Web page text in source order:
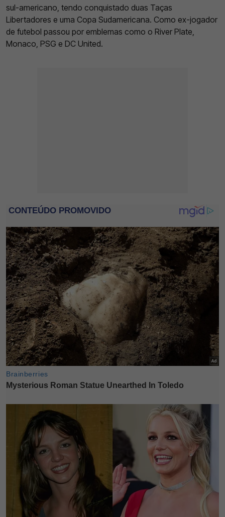
sul-americano, tendo conquistado duas Taças
Libertadores e uma Copa Sudamericana. Como ex-jogador
de futebol passou por emblemas como o River Plate,
Monaco, PSG e DC United.